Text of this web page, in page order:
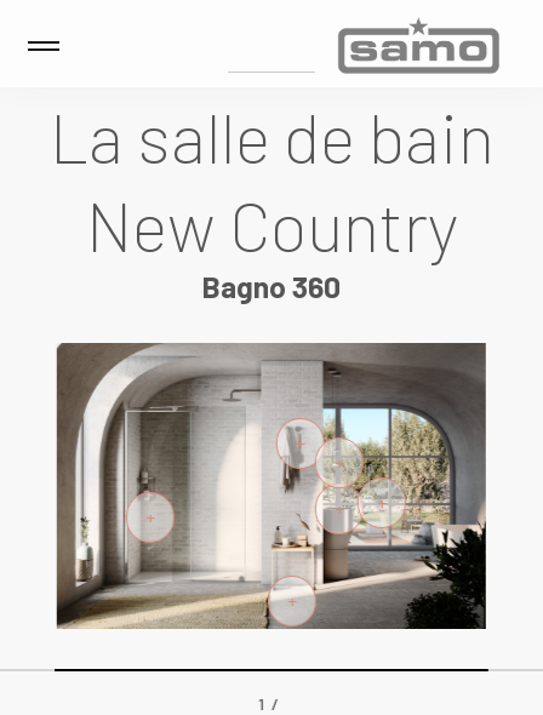
La salle de bain
New Country
Bagno 360
+
+
+ + +
+
1 /